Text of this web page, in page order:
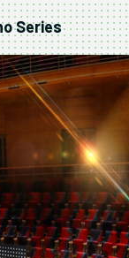
Series